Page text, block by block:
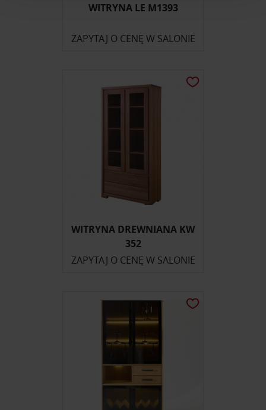
społecznościowym, reklamowym i analitycznym.
korzystania z ich usług.
WITRYNA LE M1393
ZAPYTAJ O CENĘ W SALONIE
WITRYNA DREWNIANA KW
352
ZAPYTAJ O CENĘ W SALONIE